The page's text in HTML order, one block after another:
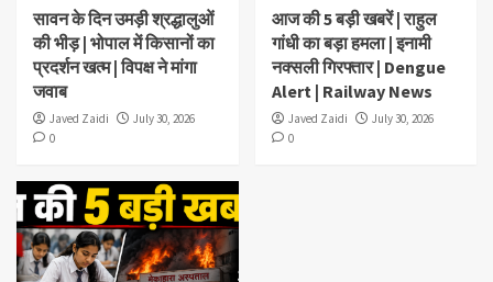
सावन के दिन उमड़ी श्रद्धालुओं
की भीड़ | भोपाल में किसानों का
प्रदर्शन खत्म | विपक्ष ने मांगा
जवाब
Javed Zaidi
July 30, 2026
0
आज की 5 बड़ी खबरें | राहुल
गांधी का बड़ा हमला | इनामी
नक्सली गिरफ्तार | Dengue
Alert | Railway News
Javed Zaidi
July 30, 2026
0